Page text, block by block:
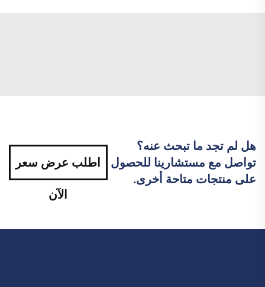
هل لم تجد ما تبحث عنه؟
تواصل مع مستشارينا للحصول
على منتجات متاحة أخرى.
اطلب عرض سعر
الآن